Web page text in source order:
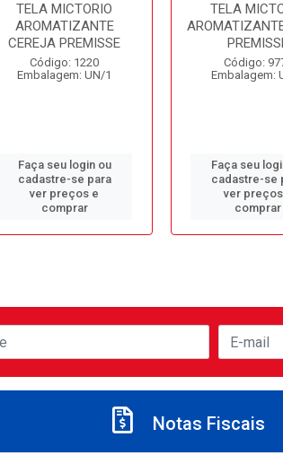
TELA MICTORIO
AROMATIZANTE
CEREJA PREMISSE
Código: 1220
Embalagem: UN/1
Faça seu login ou
cadastre-se para
ver preços e
comprar
TELA
Código:
Embalagem:
Faça seu
cadastre-se
ver
comprar
Notas Fiscais